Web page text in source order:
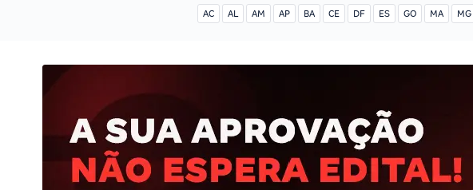
AC AL AM AP BA CE DF ES GO MA MG